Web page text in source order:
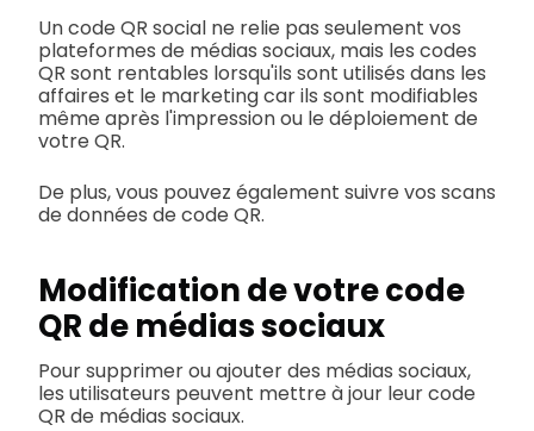
Un code QR social ne relie pas seulement vos
plateformes de médias sociaux, mais les codes
QR sont rentables lorsqu'ils sont utilisés dans les
affaires et le marketing car ils sont modifiables
même après l'impression ou le déploiement de
votre QR.
De plus, vous pouvez également suivre vos scans
de données de code QR.
Modification de votre code
QR de médias sociaux
Pour supprimer ou ajouter des médias sociaux,
les utilisateurs peuvent mettre à jour leur code
QR de médias sociaux.